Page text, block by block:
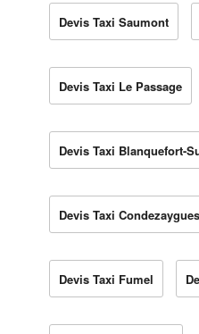
Devis Taxi Saumont
Devis Taxi Le Passage
Devis Taxi Blanquefort-
Devis Taxi Condezaygues
Devis Taxi Fumel